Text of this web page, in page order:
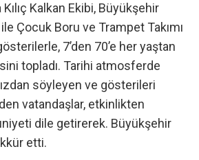
Kalkan Ekibi, Büyükşehir
Çocuk Boru ve Trampet Takımı
7’den 70’e her yaştan
topladı. Tarihi atmosferde
söyleyen ve gösterileri
vatandaşlar, etkinlikten
dile getirerek. Büyükşehir
etti.